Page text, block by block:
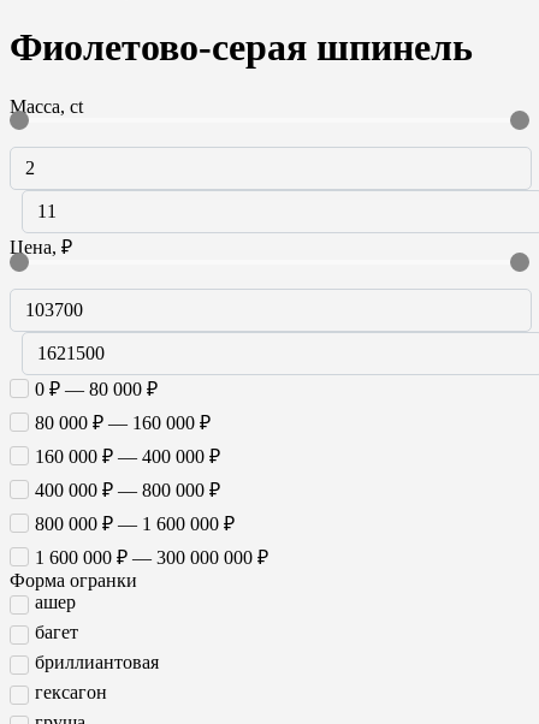
Фиолетово-серая шпинель
Масса, ct
Цена, ₽
0 ₽ — 80 000 ₽
80 000 ₽ — 160 000 ₽
160 000 ₽ — 400 000 ₽
400 000 ₽ — 800 000 ₽
800 000 ₽ — 1 600 000 ₽
1 600 000 ₽ — 300 000 000 ₽
Форма огранки
ашер
багет
бриллиантовая
гексагон